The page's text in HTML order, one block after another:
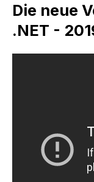
Die neue
.NET -